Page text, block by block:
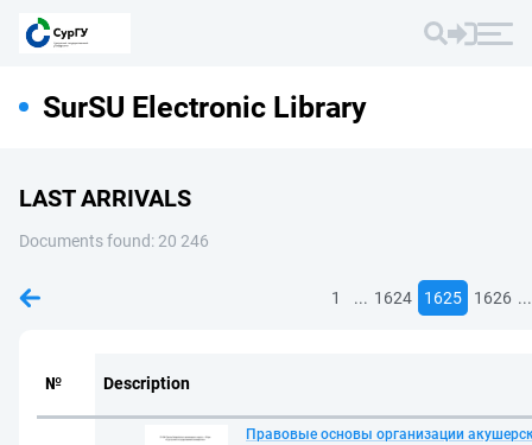
SurSU Electronic Library
LAST ARRIVALS
Documents found: 20 246
1 ... 1624 1625 1626 ...
№ Description
Правовые основы организации